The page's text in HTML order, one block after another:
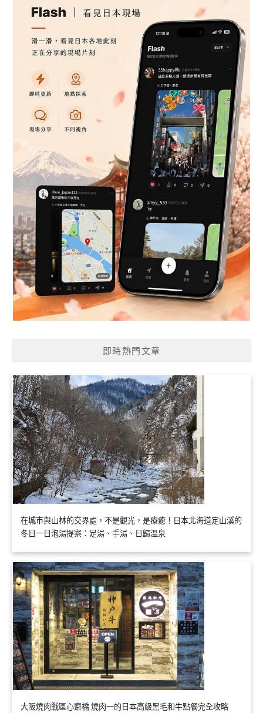
即時熱門文章
在城市與山林的交界處，不是觀光，是療癒！日本北海道定山溪的
冬日一日泡湯提案：足湯、手湯、日歸溫泉
大阪燒肉戰區心齋橋 燒肉一的日本高級黑毛和牛點餐完全攻略